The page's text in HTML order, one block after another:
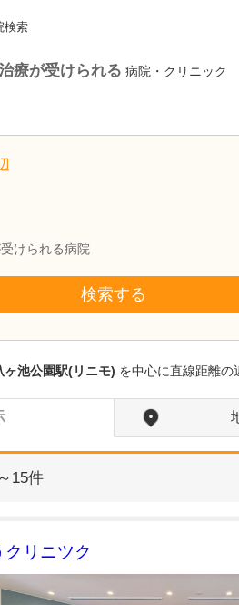
検索
療が受けられる 病院・クリニック
けられる病院
検索する
ヶ池公園駅(リニモ) を中心に直線距離の
15件
リニツク
南さっぽ
熊谷
当院名に
「消化器
長年専門